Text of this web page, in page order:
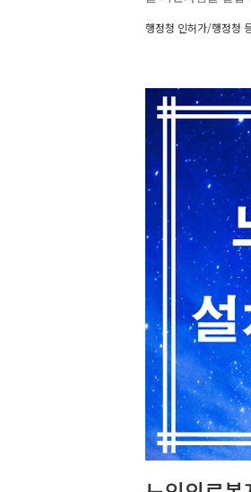
제3호서식의 ‘고
하여야 한다)를 작
행정청 인허가/행정청